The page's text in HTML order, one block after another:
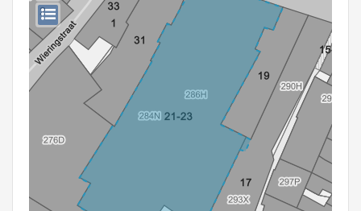
Aanmelden